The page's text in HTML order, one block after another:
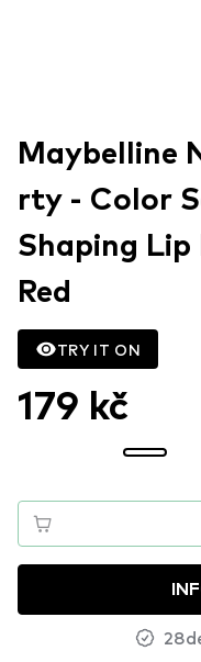
Maybelline
rty - Color
Shaping
Red
TRY IT ON
179 kč